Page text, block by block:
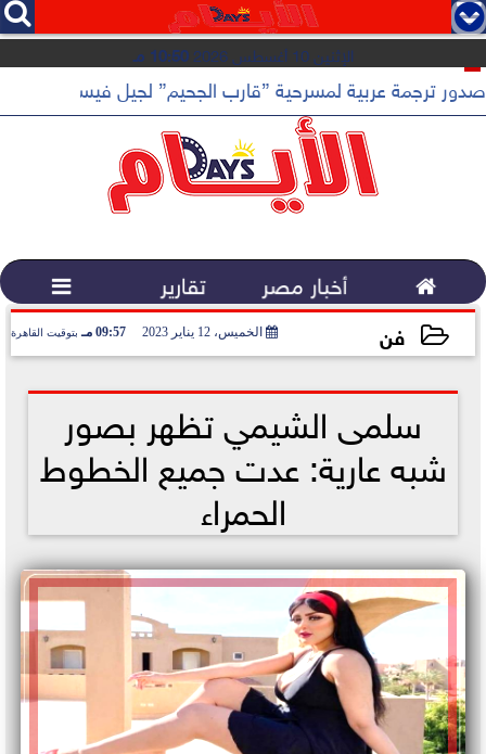
   
الإثنين 10 أغسطس 2026 10:50 مـ
القهوة المختصة...
صدور ترجمة عربية لمسرحية ”قارب الجحيم” لجيل فيسنت عن دار
 أخبار مصر تقارير 
فن الخميس، 12 يناير 2023 09:57 مـ بتوقيت القاهرة
سلمى الشيمي تظهر بصور
شبه عارية: عدت جميع الخطوط
الحمراء